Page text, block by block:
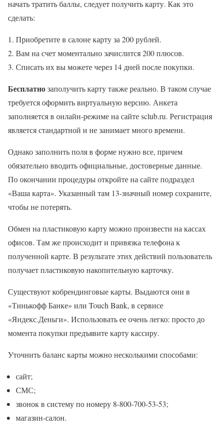
начать тратить баллы, следует получить карту. Как это
сделать:
Приобретите в салоне карту за 200 рублей.
Вам на счет моментально зачислится 200 плюсов.
Списать их вы можете через 14 дней после покупки.
Бесплатнозаполучить карту также реально. В таком случае
требуется оформить виртуальную версию. Анкета
заполняется в онлайн-режиме на сайте sclub.ru. Регистрация
является стандартной и не занимает много времени.
Однако заполнить поля в форме нужно все, причем
обязательно вводить официальные, достоверные данные.
По окончании процедуры откройте на сайте подраздел
«Ваша карта». Указанный там 13-значный номер сохраните,
чтобы не потерять.
Обмен на пластиковую карту можно произвести на кассах
офисов. Там же происходит и привязка телефона к
полученной карте. В результате этих действий пользователь
получает пластиковую накопительную карточку.
Существуют кобрендинговые карты. Выдаются они в
«Тинькофф Банке» или Touch Bank, в сервисе
«Яндекс.Деньги». Использовать ее очень легко: просто до
момента покупки предъявите карту кассиру.
Уточнить баланс карты можно несколькими способами:
сайт;
СМС;
звонок в систему по номеру 8-800-700-53-53;
магазин-салон.